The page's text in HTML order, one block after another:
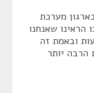
מערכת
הראינו שאנחנו
ובאמת זה
הרבה יותר